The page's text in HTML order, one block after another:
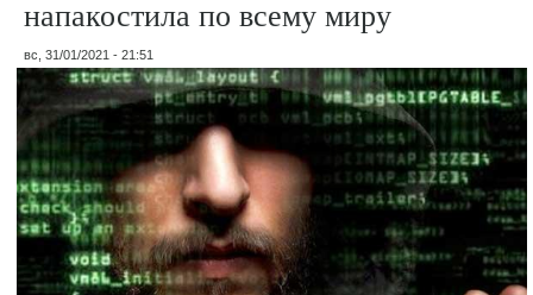
напакостила по всему миру
вс, 31/01/2021 - 21:51